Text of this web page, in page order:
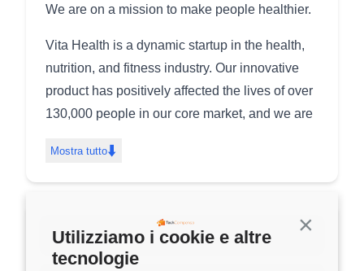
Continua
Utilizziamo i cookie e altre
tecnologie
We are on a mission to make people healthier.
Vita Health is a dynamic startup in the health,
nutrition, and fitness industry. Our innovative
product has positively affected the lives of over
130,000 people in our core market, and we are
globally.
and affordable, empowering individuals to take
control of their health and achieve optimal well-
being. Now we want to enhance our presence
Mostra tutto⬇️
Candidati Ora➡️